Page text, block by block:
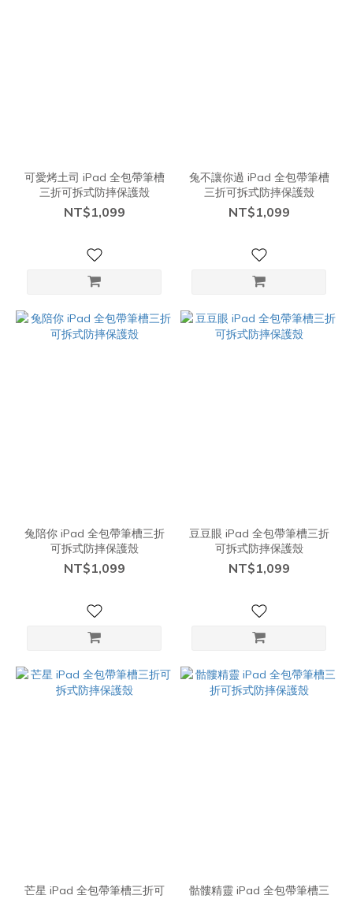
可愛烤土司 iPad 全包帶筆槽
三折可拆式防摔保護殼
NT$1,099
兔不讓你過 iPad 全包帶筆槽
三折可拆式防摔保護殼
NT$1,099
兔陪你 iPad 全包帶筆槽三折
可拆式防摔保護殼
NT$1,099
豆豆眼 iPad 全包帶筆槽三折
可拆式防摔保護殼
NT$1,099
芒星 iPad 全包帶筆槽三折可
骷髏精靈 iPad 全包帶筆槽三